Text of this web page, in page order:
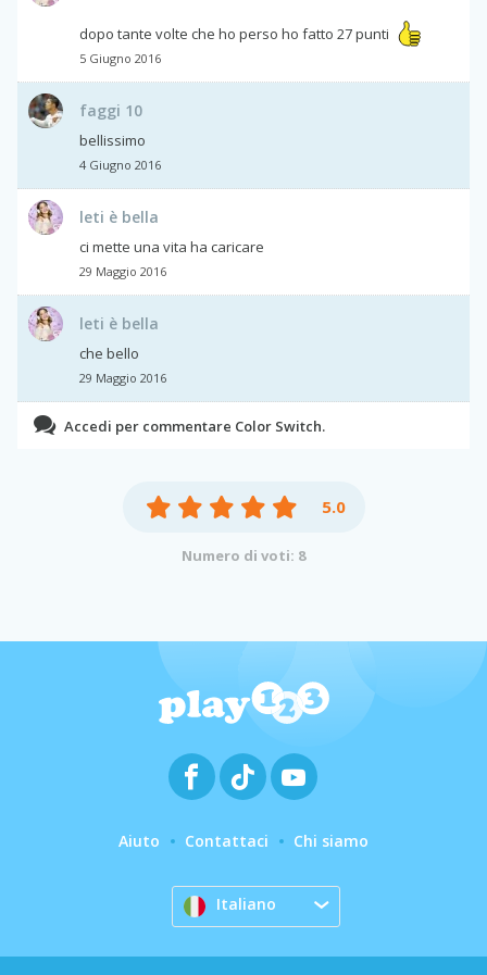
dopo tante volte che ho perso ho fatto 27 punti
5 Giugno 2016
faggi 10
bellissimo
4 Giugno 2016
leti è bella
ci mette una vita ha caricare
29 Maggio 2016
leti è bella
che bello
29 Maggio 2016
Accedi per commentare Color Switch.
5.0
Numero di voti: 8
Aiuto Contattaci Chi siamo
Italiano